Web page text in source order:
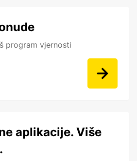
program vjernosti
aplikacije. Više